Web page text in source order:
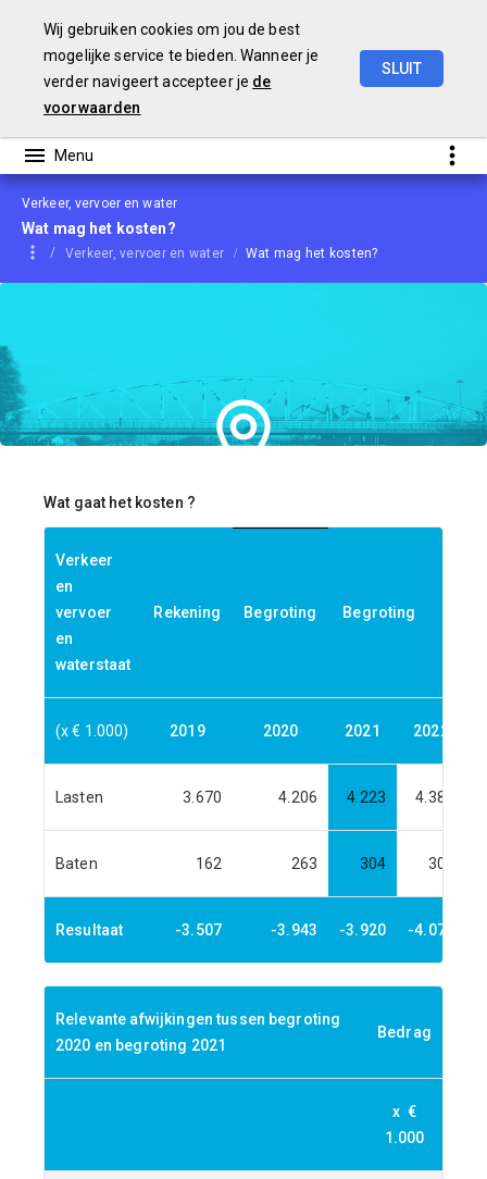
Verkeer, vervoer en water
Wat mag het kosten?
Verkeer, vervoer en water Wat mag het kosten?
Wat gaat het kosten ?
Verkeer
en
vervoer
en
waterstaat
Rekening Begroting Begroting
(x € 1.000) 2019 2020 2021 2022
Lasten 3.670 4.206 4.223 4.384
Baten 162 263 304 305
Resultaat -3.507 -3.943 -3.920 -4.079
Relevante afwijkingen tussen begroting
2020 en begroting 2021
Bedrag
x €
1.000
Wij gebruiken cookies om jou de best
mogelijke service te bieden. Wanneer je
verder navigeert accepteer je de
voorwaarden
SLUIT